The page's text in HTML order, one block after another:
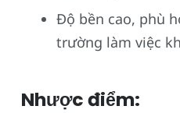
Độ bền cao, phù
trường làm việc
Nhược điểm: